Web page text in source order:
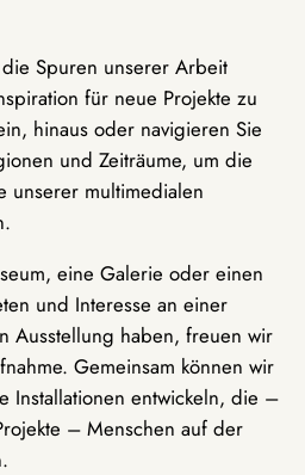
Spuren unserer Arbeit
für neue Projekte zu
hinaus oder navigieren Sie
und Zeiträume, um die
unserer multimedialen
eine Galerie oder einen
und Interesse an einer
Ausstellung haben, freuen wir
Gemeinsam können wir
Installationen entwickeln, die –
– Menschen auf der